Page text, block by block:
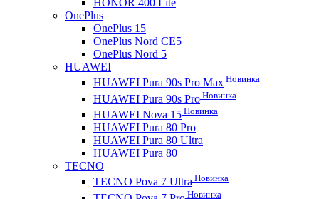
OnePlus
OnePlus 15
OnePlus Nord CE5
OnePlus Nord 5
HUAWEI
HUAWEI Pura 90s Pro Max Новинка
HUAWEI Pura 90s Pro Новинка
HUAWEI Nova 15 Новинка
HUAWEI Pura 80 Pro
HUAWEI Pura 80 Ultra
HUAWEI Pura 80
TECNO
TECNO Pova 7 Ultra Новинка
Новинка